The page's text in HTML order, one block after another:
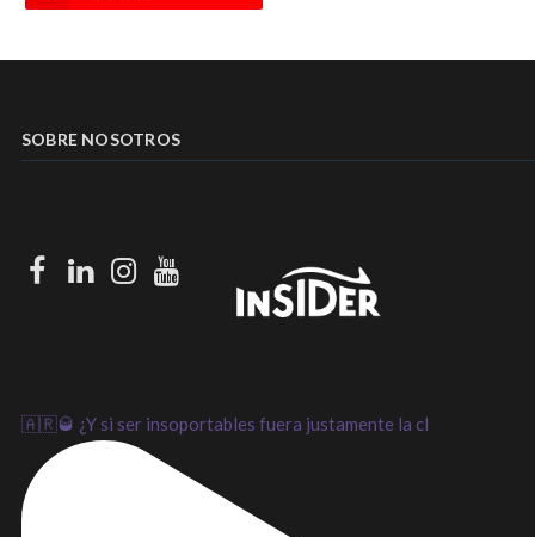
SOBRE NOSOTROS
Facebook
LinkedInInstagram
Youtube
🇦🇷🥃 ¿Y si ser insoportables fuera justamente la cl